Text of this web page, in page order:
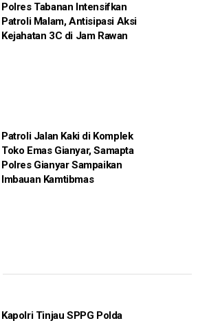
Polres Tabanan Intensifkan
Patroli Malam, Antisipasi Aksi
Kejahatan 3C di Jam Rawan
Patroli Jalan Kaki di Komplek
Toko Emas Gianyar, Samapta
Polres Gianyar Sampaikan
Imbauan Kamtibmas
Kapolri Tinjau SPPG Polda